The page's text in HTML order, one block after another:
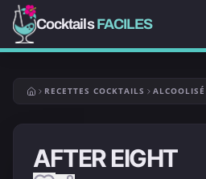
CocktailsFACILES
RECETTES COCKTAILS ALCOOLISÉ
AFTER EIGHT